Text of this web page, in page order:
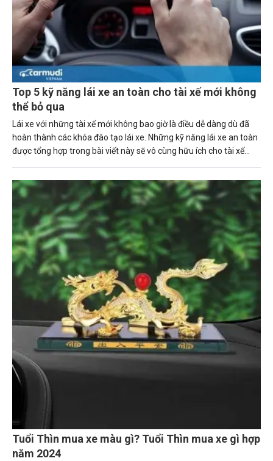
Top 5 kỹ năng lái xe an toàn cho tài xế mới không
thể bỏ qua
Lái xe với những tài xế mới không bao giờ là điều dễ dàng dù đã
hoàn thành các khóa đào tạo lái xe. Những kỹ năng lái xe an toàn
được tổng hợp trong bài viết này sẽ vô cùng hữu ích cho tài xế
Tuổi Thìn mua xe màu gì? Tuổi Thìn mua xe gì hợp
năm 2024